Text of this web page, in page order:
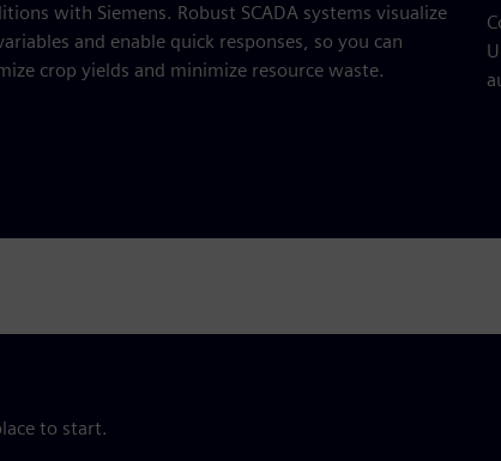
with Siemens. Robust SCADA systems visualize
and enable quick responses, so you can
crop yields and minimize resource waste.
to start.